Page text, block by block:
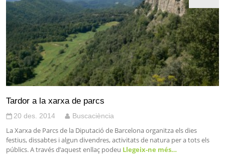
Tardor a la xarxa de parcs
20 des. 2014 Buscaciència
La Xarxa de Parcs de la Diputació de Barcelona organitza els dies
festius, dissabtes i algun divendres, activitats de natura per a tots els
públics. A través d’aquest enllaç podeu Llegeix-ne més…